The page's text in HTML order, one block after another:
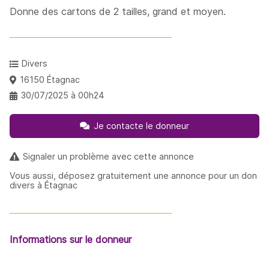
Donne des cartons de 2 tailles, grand et moyen.
Divers
16150 Étagnac
30/07/2025 à 00h24
Je contacte le donneur
Signaler un problème avec cette annonce
Vous aussi, déposez gratuitement une annonce pour un don
divers à Étagnac
Informations sur le donneur